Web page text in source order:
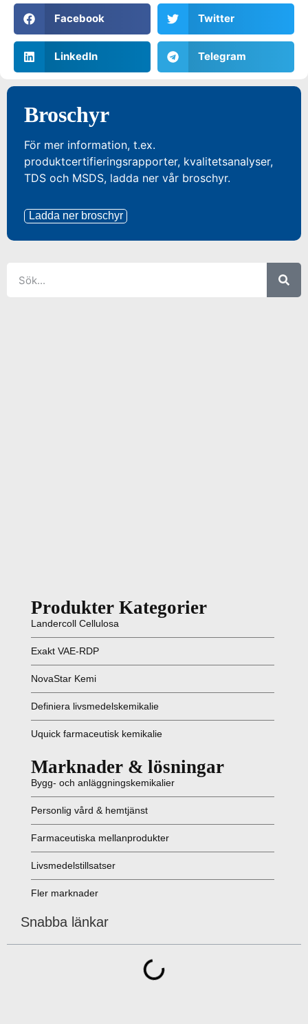
Facebook Twitter
LinkedIn Telegram
Broschyr
För mer information, t.ex.
produktcertifieringsrapporter, kvalitetsanalyser,
TDS och MSDS, ladda ner vår broschyr.
Ladda ner broschyr
Produkter Kategorier
Landercoll Cellulosa
Exakt VAE-RDP
NovaStar Kemi
Definiera livsmedelskemikalie
Uquick farmaceutisk kemikalie
Marknader & lösningar
Bygg- och anläggningskemikalier
Personlig vård & hemtjänst
Farmaceutiska mellanprodukter
Livsmedelstillsatser
Fler marknader
Snabba länkar